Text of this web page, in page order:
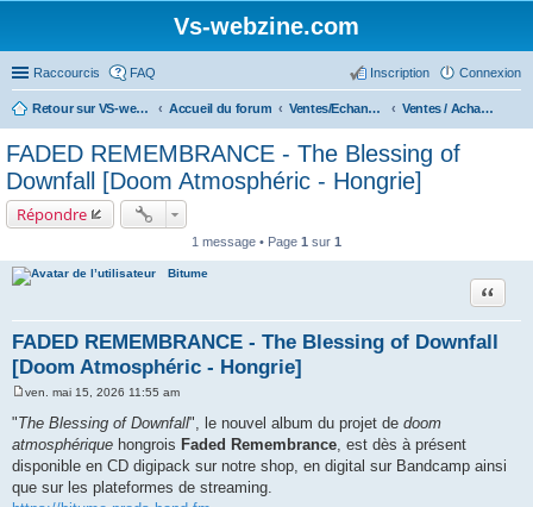
Vs-webzine.com
Raccourcis FAQ Connexion
Inscription
Retour sur VS-webzine Accueil du forum Ventes/Echanges/Achats/Recherche Ventes / Achats / Echanges
FADED REMEMBRANCE - The Blessing of
Downfall [Doom Atmosphéric - Hongrie]
Répondre
1 message • Page 1 sur 1
Bitume
FADED REMEMBRANCE - The Blessing of Downfall
[Doom Atmosphéric - Hongrie]
Citer
e
s
s
g
e
ven. mai 15, 2026 11:55 am
"The Blessing of Downfall", le nouvel album du projet de doom
atmosphérique hongrois Faded Remembrance, est dès à présent
disponible en CD digipack sur notre shop, en digital sur Bandcamp ainsi
que sur les plateformes de streaming.